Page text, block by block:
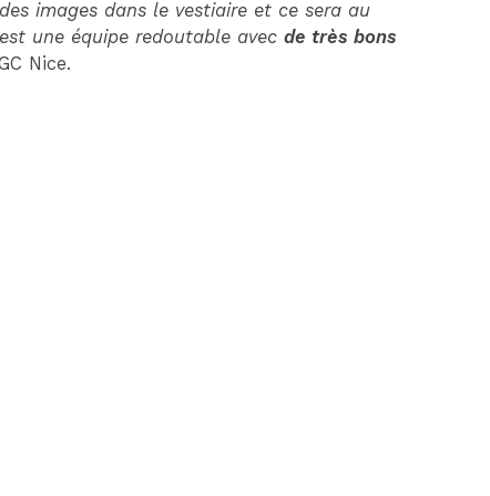
images dans le vestiaire et ce sera au
une équipe redoutable avecde très bons
Nice.